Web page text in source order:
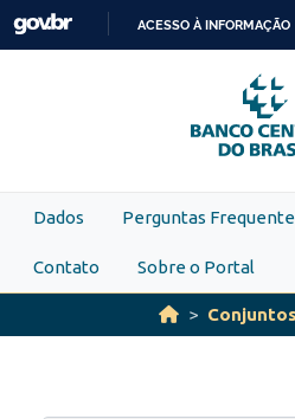
Skip to main content
PARA
O
ACESSO À INFORMAÇÃO
Dados Perguntas
Contato Sobre o Portal